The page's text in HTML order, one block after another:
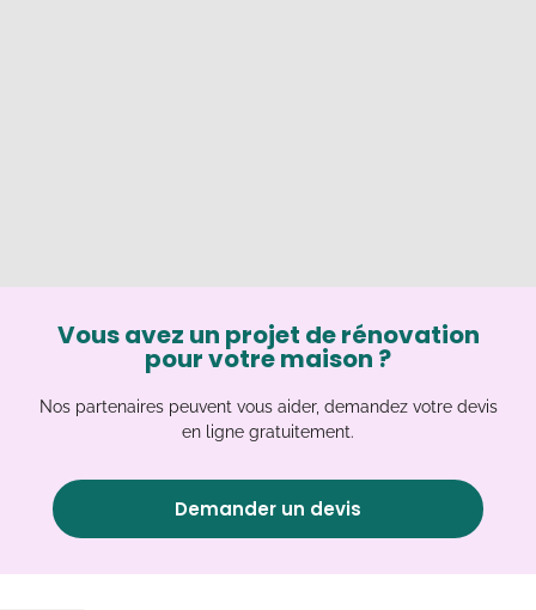
Vous avez un projet de rénovation
pour votre maison ?
Nos partenaires peuvent vous aider, demandez votre devis
en ligne gratuitement.
Demander un devis